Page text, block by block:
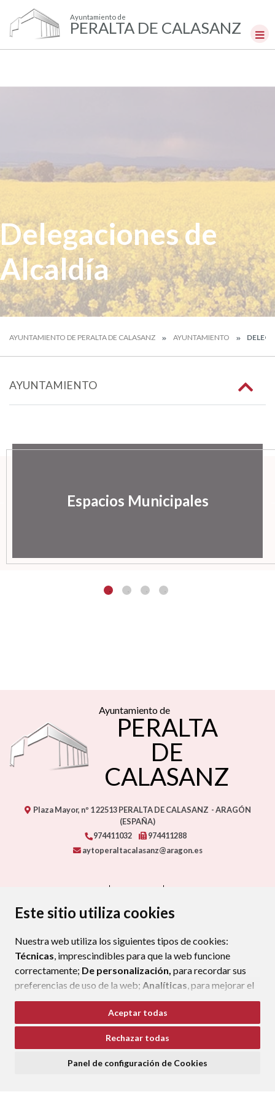
Este sitio utiliza cookies
Nuestra web utiliza los siguientes tipos de cookies:
Técnicas, imprescindibles para que la web funcione
correctamente; De personalización, para recordar sus
preferencias de uso de la web; Analíticas, para mejorar el
funcionamiento de la web y sus servicios.
Si acepta pulsando el botón“Aceptar todas”
consideramos que acepta su uso. Si pulsa el botón
ninguna acción, se guardarán las cookies técnicas
Aceptar todas
Rechazar todas
Panel de configuración de Cookies
Ayuntamiento de
PERALTA DE CALASANZ
Delegaciones de
Alcaldía
AYUNTAMIENTO DE PERALTA DE CALASANZ AYUNTAMIENTO
AYUNTAMIENTO
Espacios Municipales
Ayuntamiento de
PERALTA
DE
CALASANZ
Plaza Mayor, nº 122513 PERALTA DE CALASANZ - ARAGÓN
(ESPAÑA)
974411032
974411288
aytoperaltacalasanz@aragon.es
PROTECCIÓN DE DATOS
POLÍTICA DE COOKIES